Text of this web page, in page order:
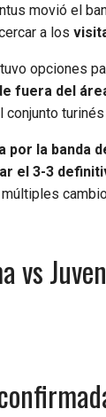
movió el
a los
opciones
fuera del
por la banda
el 3-3
vs